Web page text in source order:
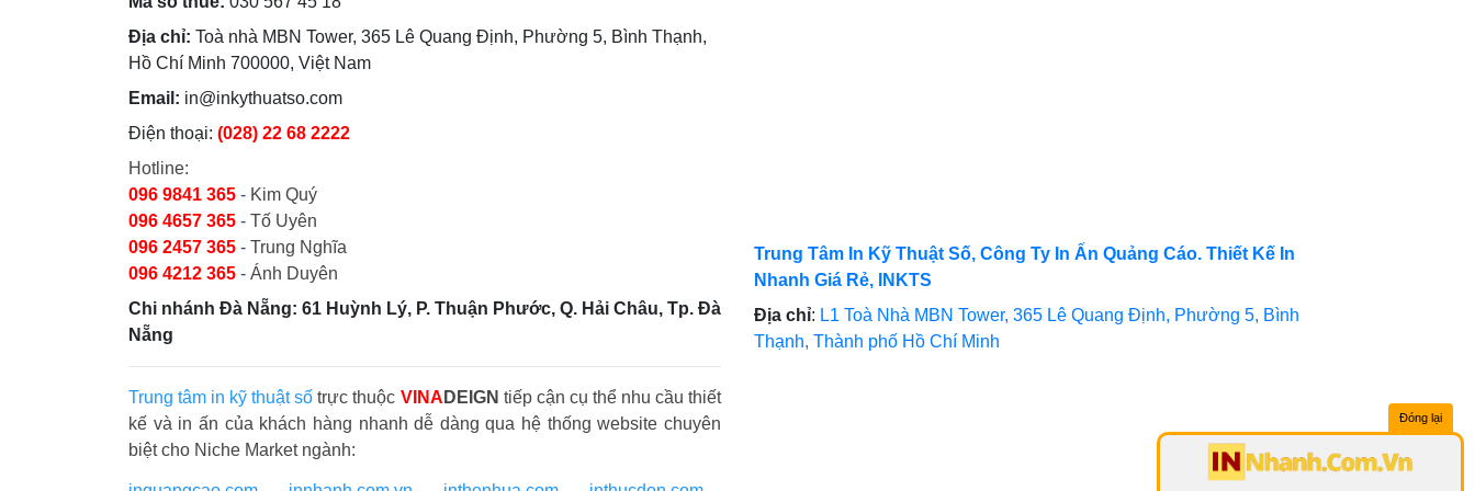
Địa chỉ: Toà nhà MBN Tower, 365 Lê Quang Định, Phường 5, Bình Thạnh,
Hồ Chí Minh 700000, Việt Nam
Email: in@inkythuatso.com
Điện thoại: (028) 22 68 2222
Hotline:
096 9841 365 - Kim Quý
096 4657 365 - Tố Uyên
096 2457 365 - Trung Nghĩa
096 4212 365 - Ánh Duyên
Chi nhánh Đà Nẵng: 61 Huỳnh Lý, P. Thuận Phước, Q. Hải Châu, Tp. Đà
Nẵng
Trung tâm in kỹ thuật số trực thuộc VINA DEIGN tiếp cận cụ thể nhu cầu thiết
kế và in ấn của khách hàng nhanh dễ dàng qua hệ thống website chuyên
biệt cho Niche Market ngành:
Trung Tâm In Kỹ Thuật Số, Công Ty In Ấn Quảng Cáo. Thiết Kế In
Nhanh Giá Rẻ, INKTS
Địa chỉ: L1 Toà Nhà MBN Tower, 365 Lê Quang Định, Phường 5, Bình
Thạnh, Thành phố Hồ Chí Minh
Đóng lại